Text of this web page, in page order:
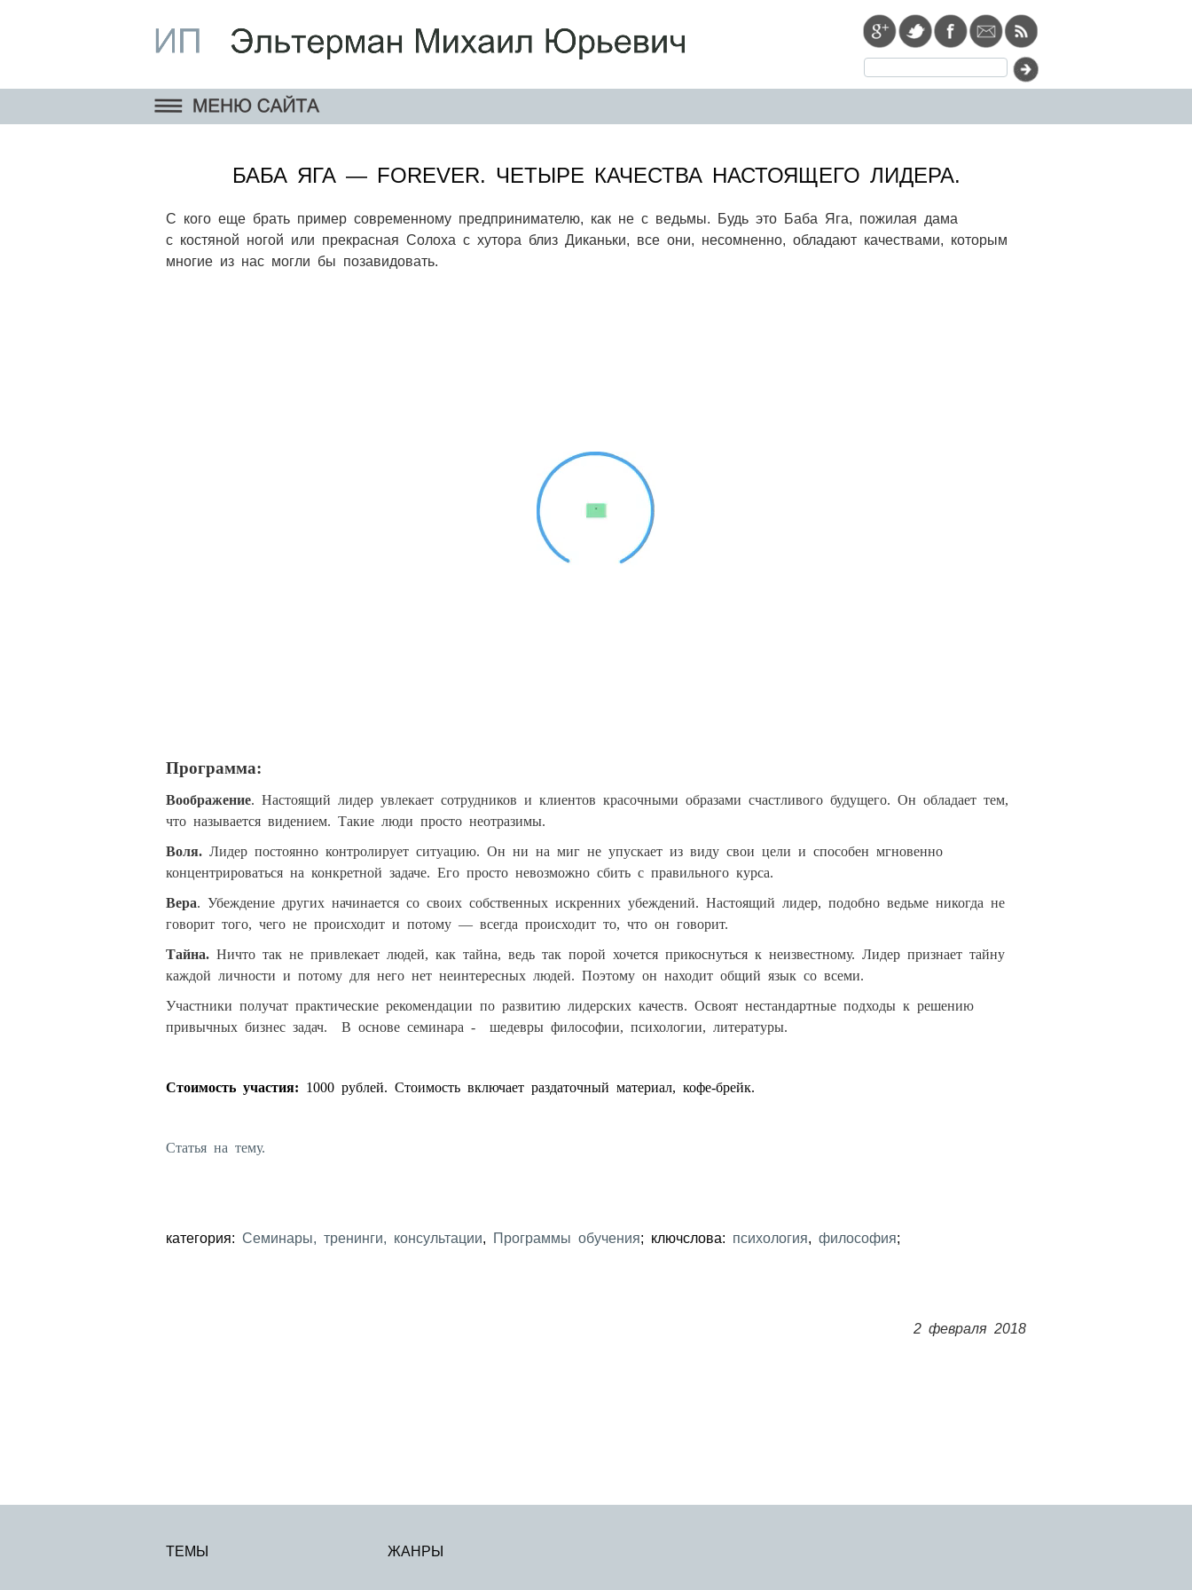
БАБА ЯГА — FOREVER. ЧЕТЫРЕ КАЧЕСТВА НАСТОЯЩЕГО ЛИДЕРА.
С кого еще брать пример современному предпринимателю, как не с ведьмы. Будь это Баба Яга, пожилая дама
с костяной ногой или прекрасная Солоха с хутора близ Диканьки, все они, несомненно, обладают качествами, которым
многие из нас могли бы позавидовать.
Программа:
Воображение. Настоящий лидер увлекает сотрудников и клиентов красочными образами счастливого будущего. Он обладает тем,
что называется видением. Такие люди просто неотразимы.
Воля. Лидер постоянно контролирует ситуацию. Он ни на миг не упускает из виду свои цели и способен мгновенно
концентрироваться на конкретной задаче. Его просто невозможно сбить с правильного курса.
Вера. Убеждение других начинается со своих собственных искренних убеждений. Настоящий лидер, подобно ведьме никогда не
говорит того, чего не происходит и потому — всегда происходит то, что он говорит.
Тайна. Ничто так не привлекает людей, как тайна, ведь так порой хочется прикоснуться к неизвестному. Лидер признает тайну
каждой личности и потому для него нет неинтересных людей. Поэтому он находит общий язык со всеми.
Участники получат практические рекомендации по развитию лидерских качеств. Освоят нестандартные подходы к решению
привычных бизнес задач. В основе семинара - шедевры философии, психологии, литературы.
Стоимость участия: 1000 рублей. Стоимость включает раздаточный материал, кофе-брейк.
Статья на тему.
категория: Семинары, тренинги, консультации, Программы обучения; ключслова: психология, философия;
2 февраля 2018
ТЕМЫ ЖАНРЫ